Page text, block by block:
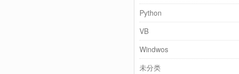
Python
VB
Windwos
未分类